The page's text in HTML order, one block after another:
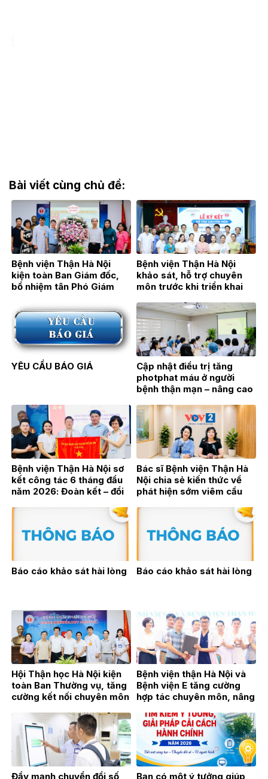
Bài viết cùng chủ đề:
Bệnh viện Thận Hà Nội
kiện toàn Ban Giám đốc,
bổ nhiệm tân Phó Giám
Bích Hằng
Bệnh viện Thận Hà Nội
khảo sát, hỗ trợ chuyên
môn trước khi triển khai
tại Bệnh viện Đa khoa Hoài
Đức
YÊU CẦU BÁO GIÁ
Cập nhật điều trị tăng
photphat máu ở người
bệnh thận mạn – nâng cao
hành lâm sàng
Bệnh viện Thận Hà Nội sơ
kết công tác 6 tháng đầu
năm 2026: Đoàn kết – đổi
triển bền vững
Bác sĩ Bệnh viện Thận Hà
Nội chia sẻ kiến thức về
phát hiện sớm viêm cầu
trực tiếp VOV2
Báo cáo khảo sát hài lòng Báo cáo khảo sát hài lòng
Hội Thận học Hà Nội kiện
toàn Ban Thường vụ, tăng
cường kết nối chuyên môn
chuyên ngành Thận học
Bệnh viện thận Hà Nội và
Bệnh viện E tăng cường
hợp tác chuyên môn, nâng
chữa bệnh
Đẩy mạnh chuyển đổi số, Bạn có một ý tưởng giúp